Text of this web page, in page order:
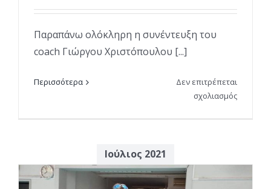
Παραπάνω ολόκληρη η συνέντευξη του
coach Γιώργου Χριστόπουλου [...]
Περισσότερα
Δεν επιτρέπεται
σχολιασμόςστο
της
ομάδας
Ιούλιος 2021